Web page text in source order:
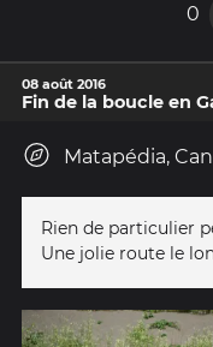
0
08 août 2016
Fin de la boucle en
Matapédia,
Rien de particulier
Une jolie route le